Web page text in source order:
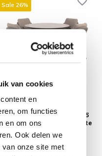
van cookies
en
om functies
en om ons
Ook delen we
onze site met
Sale 26%
Sarah Cannes dining
120xH75 cm rond 5
keramiek terre Taste
voorraad